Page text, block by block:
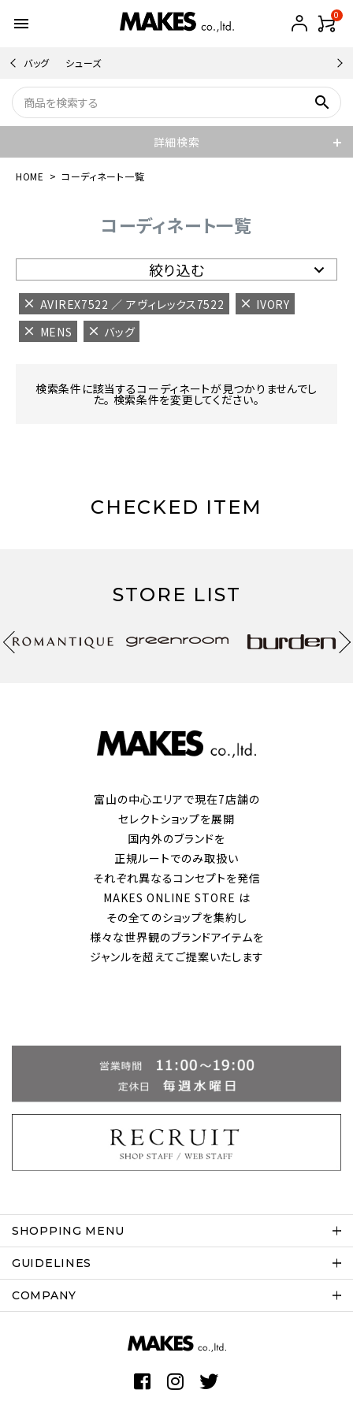
menu 0
バッグ シューズ
search
詳細検索
HOME コーディネート一覧
コーディネート一覧
絞り込む
AVIREX7522 ／ アヴィレックス7522
IVORY
MENS
バッグ
検索条件に該当するコーディネートが見つかりませんでし
た。 検索条件を変更してください。
CHECKED ITEM
STORE LIST
富山の中心エリアで現在7店舗の
セレクトショップを展開
国内外のブランドを
正規ルートでのみ取扱い
それぞれ異なるコンセプトを発信
MAKES ONLINE STORE は
その全てのショップを集約し
様々な世界観のブランドアイテムを
ジャンルを超えてご提案いたします
SHOPPING MENU
GUIDELINES
COMPANY